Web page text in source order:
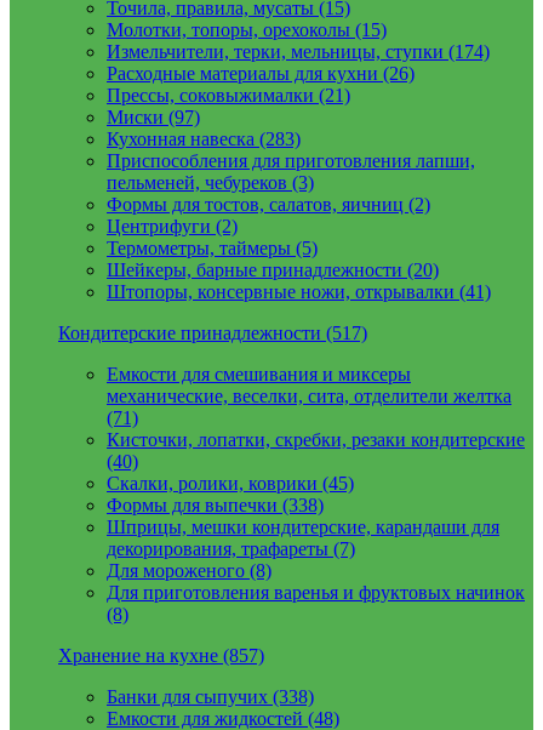
Точила, правила, мусаты (15)
Молотки, топоры, орехоколы (15)
Измельчители, терки, мельницы, ступки (174)
Расходные материалы для кухни (26)
Прессы, соковыжималки (21)
Миски (97)
Кухонная навеска (283)
Приспособления для приготовления лапши,
пельменей, чебуреков (3)
Формы для тостов, салатов, яичниц (2)
Центрифуги (2)
Термометры, таймеры (5)
Шейкеры, барные принадлежности (20)
Штопоры, консервные ножи, открывалки (41)
Кондитерские принадлежности (517)
Емкости для смешивания и миксеры
механические, веселки, сита, отделители желтка
(71)
Кисточки, лопатки, скребки, резаки кондитерские
(40)
Скалки, ролики, коврики (45)
Формы для выпечки (338)
Шприцы, мешки кондитерские, карандаши для
декорирования, трафареты (7)
Для мороженого (8)
Для приготовления варенья и фруктовых начинок
(8)
Хранение на кухне (857)
Банки для сыпучих (338)
Емкости для жидкостей (48)